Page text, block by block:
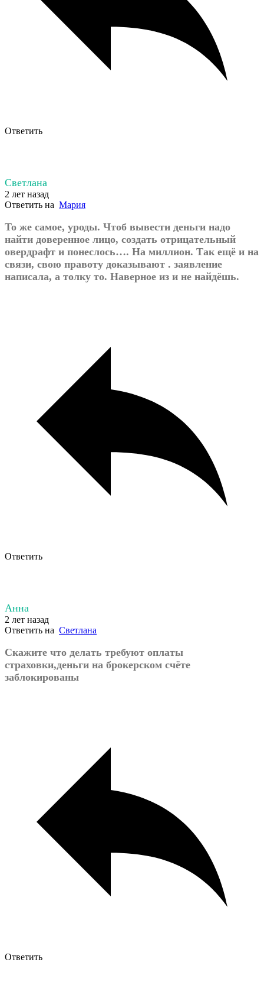
Ответить
Светлана
2 лет назад
Ответить на Мария
То же самое, уроды. Чтоб вывести деньги надо
найти доверенное лицо, создать отрицательный
овердрафт и понеслось…. На миллион. Так ещё и на
связи, свою правоту доказывают . заявление
написала, а толку то. Наверное из и не найдёшь.
Ответить
Анна
2 лет назад
Ответить на Светлана
Скажите что делать требуют оплаты
страховки,деньги на брокерском счёте
заблокированы
Ответить